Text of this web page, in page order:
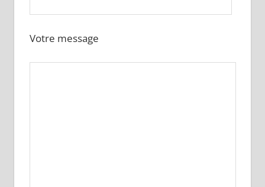
Votre message